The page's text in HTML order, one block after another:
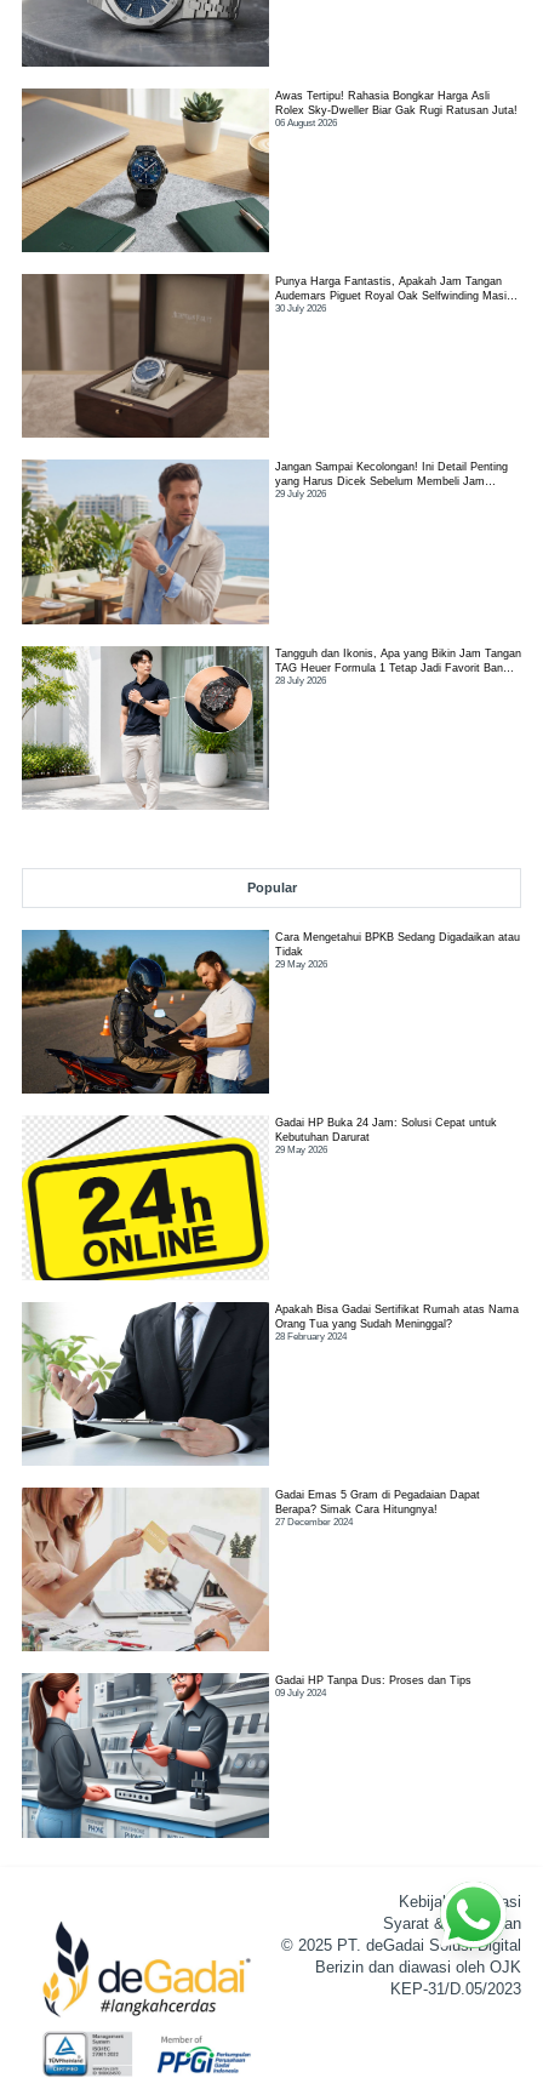
Awas Tertipu! Rahasia Bongkar Harga Asli
Rolex Sky-Dweller Biar Gak Rugi Ratusan Juta!
06 August 2026
Punya Harga Fantastis, Apakah Jam Tangan
Audemars Piguet Royal Oak Selfwinding Masih
Worth It?
30 July 2026
Jangan Sampai Kecolongan! Ini Detail Penting
yang Harus Dicek Sebelum Membeli Jam
Tangan TAG Heuer Link
29 July 2026
Tangguh dan Ikonis, Apa yang Bikin Jam Tangan
TAG Heuer Formula 1 Tetap Jadi Favorit Banyak
Orang?
28 July 2026
Popular
Cara Mengetahui BPKB Sedang Digadaikan atau
Tidak
29 May 2026
Gadai HP Buka 24 Jam: Solusi Cepat untuk
Kebutuhan Darurat
29 May 2026
Apakah Bisa Gadai Sertifikat Rumah atas Nama
Orang Tua yang Sudah Meninggal?
28 February 2024
Gadai Emas 5 Gram di Pegadaian Dapat
Berapa? Simak Cara Hitungnya!
27 December 2024
Gadai HP Tanpa Dus: Proses dan Tips
09 July 2024
Kebijakan Privasi
Syarat & Ketentuan
© 2025 PT. deGadai Solusi Digital
Berizin dan diawasi oleh OJK
KEP-31/D.05/2023